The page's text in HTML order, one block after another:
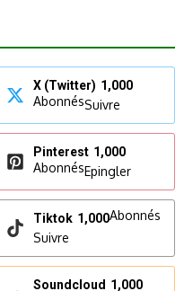
X (Twitter) 1,000
AbonnésSuivre
Pinterest 1,000
AbonnésEpingler
Tiktok 1,000Abonnés
Suivre
Soundcloud 1,000